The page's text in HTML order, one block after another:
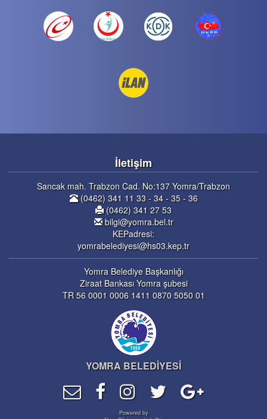
İletişim
Sancak mah. Trabzon Cad. No:137 Yomra/Trabzon
(0462) 341 11 33 - 34 - 35 - 36
(0462) 341 27 53
bilgi@yomra.bel.tr
KEPadresi:
yomrabelediyesi@hs03.kep.tr
Yomra Belediye Başkanlığı
Ziraat Bankası Yomra şubesi
TR 56 0001 0006 1411 0870 5050 01
YOMRA BELEDİYESİ
Powered by